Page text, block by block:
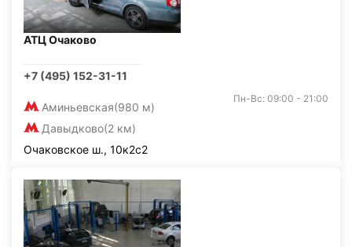
АТЦ Очаково
+7 (495) 152-31-11
Аминьевская(980 м)
Давыдково(2 км)
Пн-Вс: 09:00 - 21:00
Очаковское ш., 10к2с2